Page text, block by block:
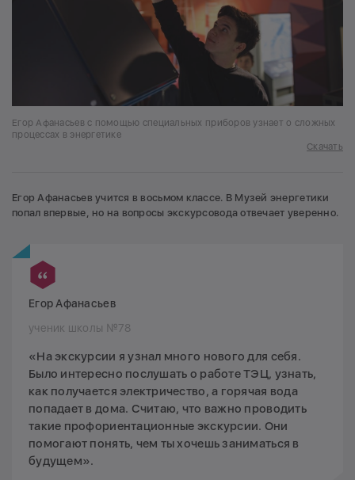
Егор Афанасьев с помощью специальных приборов узнает о сложных
процессах в энергетике
Скачать
Егор Афанасьев учится в восьмом классе. В Музей энергетики
попал впервые, но на вопросы экскурсовода отвечает уверенно.
Егор Афанасьев
ученик школы №78
«На экскурсии я узнал много нового для себя.
Было интересно послушать о работе ТЭЦ, узнать,
как получается электричество, а горячая вода
попадает в дома. Считаю, что важно проводить
такие профориентационные экскурсии. Они
помогают понять, чем ты хочешь заниматься в
будущем».